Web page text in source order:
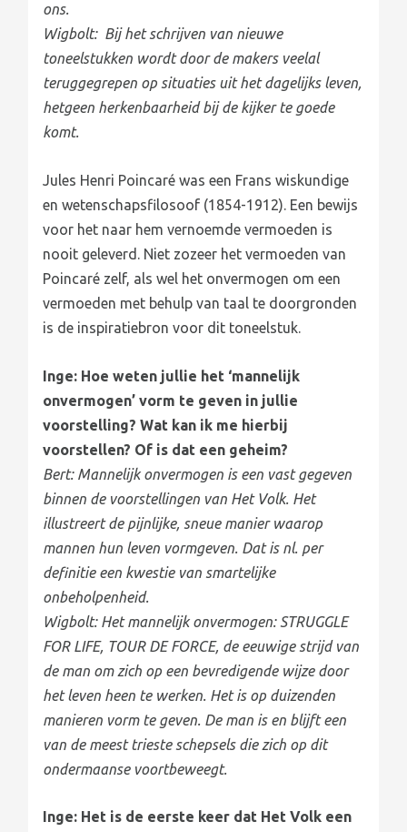
ons.
Wigbolt: Bij het schrijven van nieuwe
toneelstukken wordt door de makers veelal
teruggegrepen op situaties uit het dagelijks leven,
hetgeen herkenbaarheid bij de kijker te goede
komt.
Jules Henri Poincaré was een Frans wiskundige
en wetenschapsfilosoof (1854-1912). Een bewijs
voor het naar hem vernoemde vermoeden is
nooit geleverd. Niet zozeer het vermoeden van
Poincaré zelf, als wel het onvermogen om een
vermoeden met behulp van taal te doorgronden
is de inspiratiebron voor dit toneelstuk.
Inge: Hoe weten jullie het ‘mannelijk
onvermogen’ vorm te geven in jullie
voorstelling? Wat kan ik me hierbij
voorstellen? Of is dat een geheim?
Bert: Mannelijk onvermogen is een vast gegeven
binnen de voorstellingen van Het Volk. Het
illustreert de pijnlijke, sneue manier waarop
mannen hun leven vormgeven. Dat is nl. per
definitie een kwestie van smartelijke
onbeholpenheid.
Wigbolt: Het mannelijk onvermogen: STRUGGLE
FOR LIFE, TOUR DE FORCE, de eeuwige strijd van
de man om zich op een bevredigende wijze door
het leven heen te werken. Het is op duizenden
manieren vorm te geven. De man is en blijft een
van de meest trieste schepsels die zich op dit
ondermaanse voortbeweegt.
Inge: Het is de eerste keer dat Het Volk een